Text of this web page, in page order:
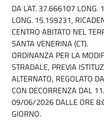
DA LAT. 37.666107
LONG. 15.159231,
CENTRO ABITATO NEL
SANTA VENERINA (CT).
ORDINANZA PER LA
STRADALE, PREVIA
ALTERNATO, REGOLATO
CON DECORRENZA DAL
09/06/2026 DALLE ORE
GIORNO.